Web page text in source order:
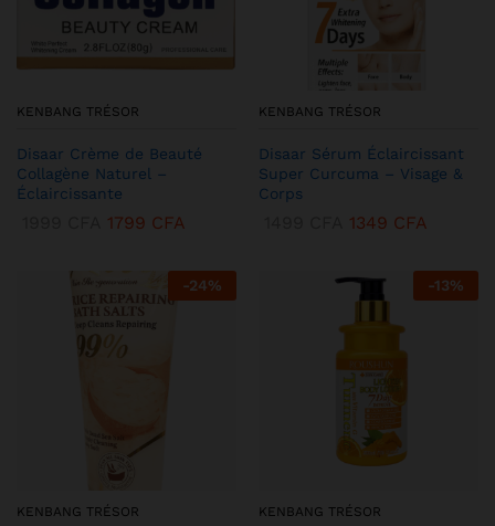
KENBANG TRÉSOR
Disaar Crème de Beauté
Collagène Naturel –
Éclaircissante
1799 CFA
KENBANG TRÉSOR
Disaar Sérum Éclaircissant
Super Curcuma – Visage &
Corps
1349 CFA
-24%
KENBANG TRÉSOR
-13%
KENBANG TRÉSOR